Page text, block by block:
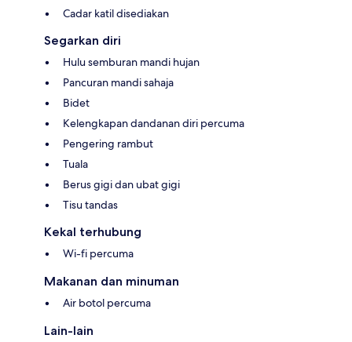
Cadar katil disediakan
Segarkan diri
Hulu semburan mandi hujan
Pancuran mandi sahaja
Bidet
Kelengkapan dandanan diri percuma
Pengering rambut
Tuala
Berus gigi dan ubat gigi
Tisu tandas
Kekal terhubung
Wi-fi percuma
Makanan dan minuman
Air botol percuma
Lain-lain